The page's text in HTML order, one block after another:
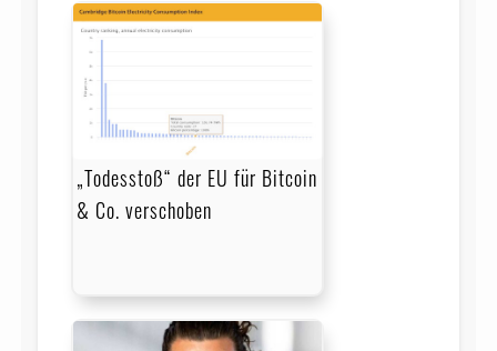
„Todesstoß“ der EU für Bitcoin
& Co. verschoben